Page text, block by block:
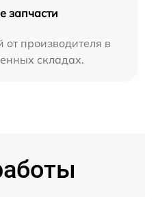
запчасти
от производителя в
складах.